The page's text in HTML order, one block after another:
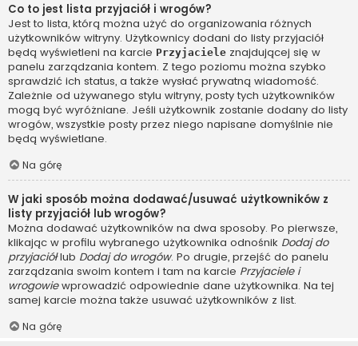
Co to jest lista przyjaciół i wrogów?
Jest to lista, którą można użyć do organizowania różnych
użytkowników witryny. Użytkownicy dodani do listy przyjaciół
będą wyświetleni na karcie Przyjaciele znajdującej się w
panelu zarządzania kontem. Z tego poziomu można szybko
sprawdzić ich status, a także wysłać prywatną wiadomość.
Zależnie od używanego stylu witryny, posty tych użytkowników
mogą być wyróżniane. Jeśli użytkownik zostanie dodany do listy
wrogów, wszystkie posty przez niego napisane domyślnie nie
będą wyświetlane.
Na górę
W jaki sposób można dodawać/usuwać użytkowników z
listy przyjaciół lub wrogów?
Można dodawać użytkowników na dwa sposoby. Po pierwsze,
klikając w profilu wybranego użytkownika odnośnik Dodaj do
przyjaciółlub Dodaj do wrogów. Po drugie, przejść do panelu
zarządzania swoim kontem i tam na karcie Przyjaciele i
wrogowiewprowadzić odpowiednie dane użytkownika. Na tej
samej karcie można także usuwać użytkowników z list.
Na górę